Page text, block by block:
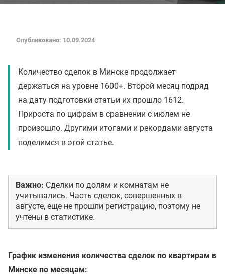
Опубликовано: 10.09.2024
Количество сделок в Минске продолжает
держаться на уровне 1600+. Второй месяц подряд
на дату подготовки статьи их прошло 1612.
Прироста по цифрам в сравнении с июлем не
произошло. Другими итогами и рекордами августа
поделимся в этой статье.
Важно: Сделки по долям и комнатам не
учитывались. Часть сделок, совершенных в
августе, еще не прошли регистрацию, поэтому не
учтены в статистике.
График изменения количества сделок по квартирам в
Минске по месяцам: